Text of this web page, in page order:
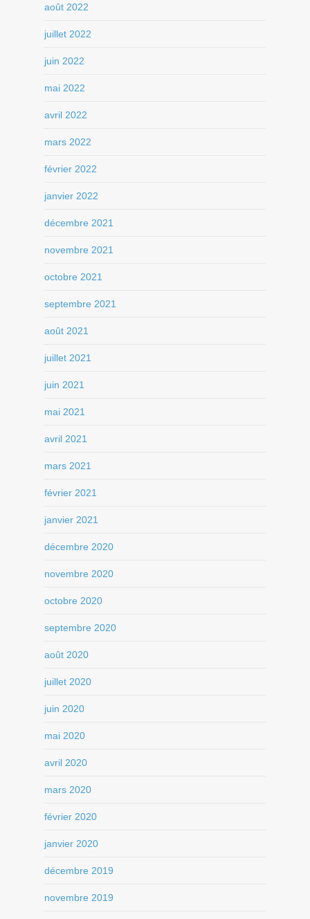
août 2022
juillet 2022
juin 2022
mai 2022
avril 2022
mars 2022
février 2022
janvier 2022
décembre 2021
novembre 2021
octobre 2021
septembre 2021
août 2021
juillet 2021
juin 2021
mai 2021
avril 2021
mars 2021
février 2021
janvier 2021
décembre 2020
novembre 2020
octobre 2020
septembre 2020
août 2020
juillet 2020
juin 2020
mai 2020
avril 2020
mars 2020
février 2020
janvier 2020
décembre 2019
novembre 2019